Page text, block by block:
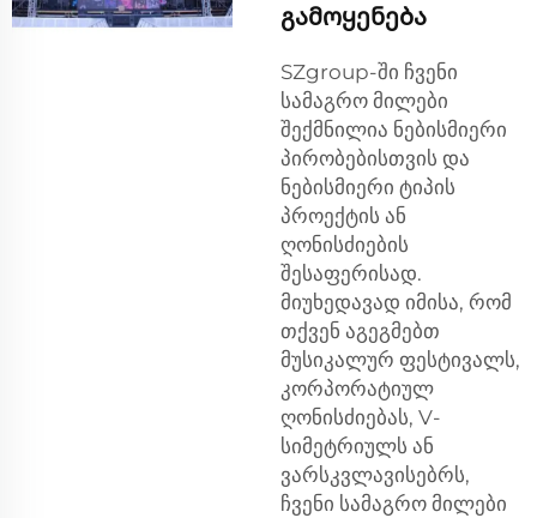
გამოყენება
SZgroup-ში ჩვენი
სამაგრო მილები
შექმნილია ნებისმიერი
პირობებისთვის და
ნებისმიერი ტიპის
პროექტის ან
ღონისძიების
შესაფერისად.
მიუხედავად იმისა, რომ
თქვენ აგეგმებთ
მუსიკალურ ფესტივალს,
კორპორატიულ
ღონისძიებას, V-
სიმეტრიულს ან
ვარსკვლავისებრს,
ჩვენი სამაგრო მილები